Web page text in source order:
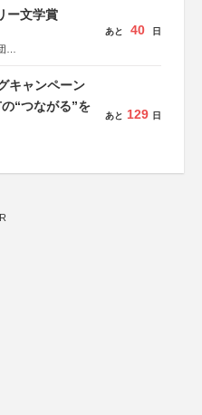
ー文学賞
あと 40 日
キャンペーン
“つながる”を
あと 129 日